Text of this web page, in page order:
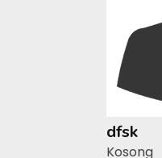
dfsk
Kosong